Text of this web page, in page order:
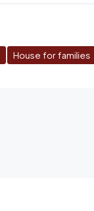
House for families